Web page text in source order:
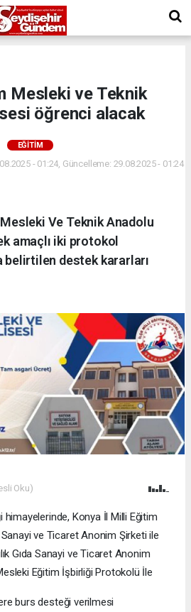
Mesleki ve Teknik
öğrenci alacak
EĞİTİM
- 01:24, Güncelleme: 29.08.2025 - 01:24
Ve Teknik Anadolu
amaçlı iki protokol
belirtilen destek kararları
Oku)
himayelerinde, Konya İl Milli Eğitim
ve Ticaret Anonim Şirketi ile
Gıda Sanayi ve Ticaret Anonim
Eğitim İşbirliği Protokolü İle
burs desteği verilmesi